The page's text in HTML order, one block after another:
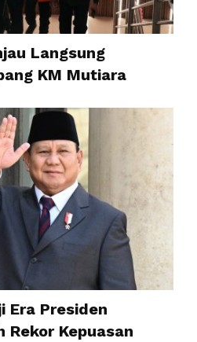
Langsung
KM Mutiara
Era Presiden
Rekor Kepuasan